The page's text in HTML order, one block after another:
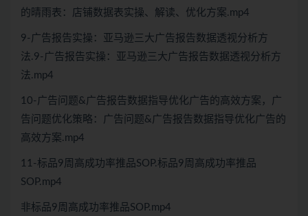
的晴雨表：店铺数据表实操、解读、优化方案.mp4
9-广告报告实操：亚马逊三大广告报告数据透视分析方
法.9-广告报告实操：亚马逊三大广告报告数据透视分析方
法.mp4
10-广告问题&广告报告数据指导优化广告的高效方案，广
告问题优化策略：广告问题&广告报告数据指导优化广告的
高效方案.mp4
11-标品9周高成功率推品SOP.标品9周高成功率推品
SOP.mp4
非标品9周高成功率推品SOP.mp4